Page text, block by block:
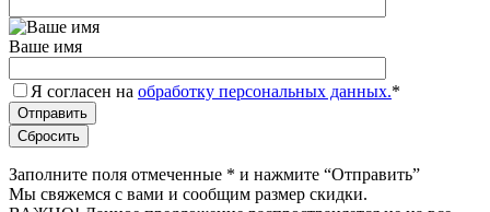
Ваше имя
Я согласен на обработку персональных данных.*
Заполните поля отмеченные * и нажмите “Отправить”
Мы свяжемся с вами и сообщим размер скидки.